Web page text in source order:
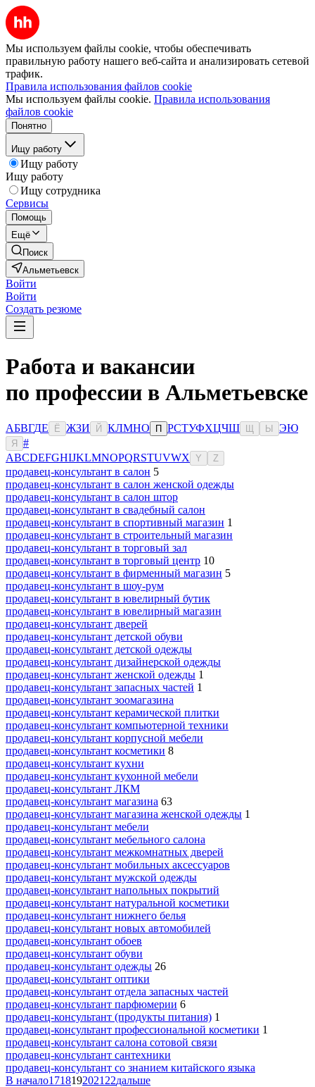
Мы используем файлы cookie, чтобы обеспечивать
правильную работу нашего веб-сайта и анализировать сетевой
трафик.
Правила использования файлов cookie
Мы используем файлы cookie. Правила использования
файлов cookie
Понятно
Ищу работу
Ищу работу
Ищу работу
Ищу сотрудника
Сервисы
Помощь
Ещё
Поиск
Альметьевск
Войти
Войти
Создать резюме
Работа и вакансии
по профессии в Альметьевске
АБВГДЕ Ё ЖЗИ Й КЛМНО П РСТУФХЦЧШ Ы ЭЮ
Я
#
ABCDEFGHIJKLMNOPQRSTUVWX Y Z
продавец-консультант в салон 5
продавец-консультант в салон женской одежды
продавец-консультант в салон штор
продавец-консультант в свадебный салон
продавец-консультант в спортивный магазин 1
продавец-консультант в строительный магазин
продавец-консультант в торговый зал
продавец-консультант в торговый центр 10
продавец-консультант в фирменный магазин 5
продавец-консультант в шоу-рум
продавец-консультант в ювелирный бутик
продавец-консультант в ювелирный магазин
продавец-консультант дверей
продавец-консультант детской обуви
продавец-консультант детской одежды
продавец-консультант дизайнерской одежды
продавец-консультант женской одежды 1
продавец-консультант запасных частей 1
продавец-консультант зоомагазина
продавец-консультант керамической плитки
продавец-консультант компьютерной техники
продавец-консультант корпусной мебели
продавец-консультант косметики 8
продавец-консультант кухни
продавец-консультант кухонной мебели
продавец-консультант ЛКМ
продавец-консультант магазина 63
продавец-консультант магазина женской одежды 1
продавец-консультант мебели
продавец-консультант мебельного салона
продавец-консультант межкомнатных дверей
продавец-консультант мобильных аксессуаров
продавец-консультант мужской одежды
продавец-консультант напольных покрытий
продавец-консультант натуральной косметики
продавец-консультант нижнего белья
продавец-консультант новых автомобилей
продавец-консультант обоев
продавец-консультант обуви
продавец-консультант одежды 26
продавец-консультант оптики
продавец-консультант отдела запасных частей
продавец-консультант парфюмерии 6
продавец-консультант (продукты питания) 1
продавец-консультант профессиональной косметики 1
продавец-консультант салона сотовой связи
продавец-консультант сантехники
продавец-консультант со знанием китайского языка
В начало1718192021 22дальше